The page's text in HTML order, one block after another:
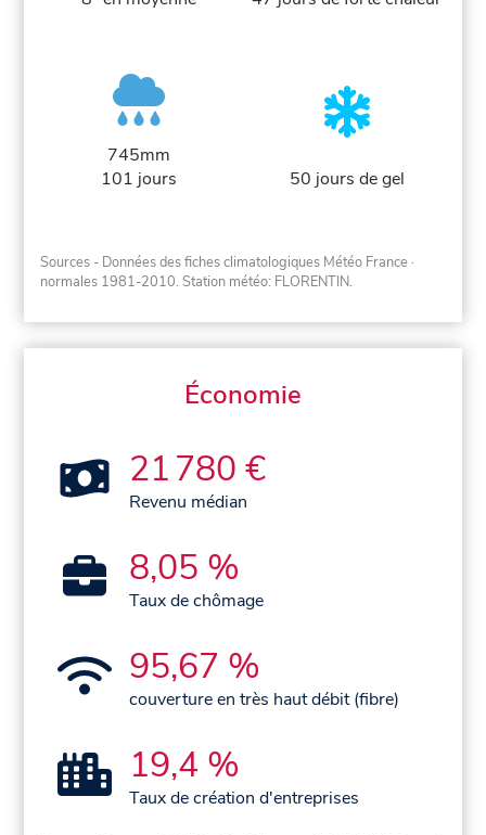
745mm
101 jours
50 jours de gel
Sources - Données des fiches climatologiques Météo France ·
normales 1981-2010. Station météo: FLORENTIN.
Économie
21 780 €
Revenu médian
8,05 %
Taux de chômage
95,67 %
couverture en très haut débit (fibre)
19,4 %
Taux de création d'entreprises